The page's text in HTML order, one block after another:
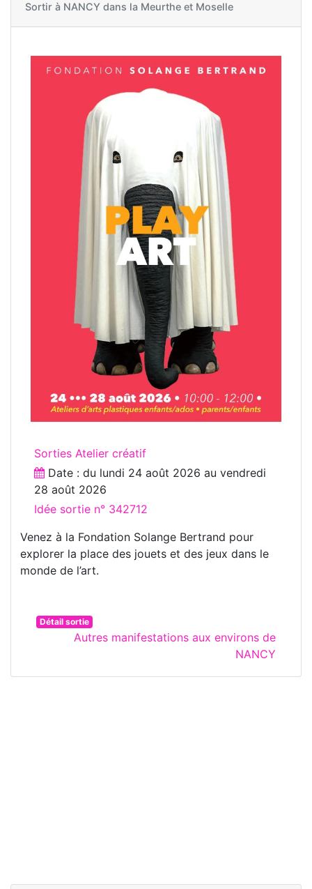
Sortir à NANCY dans la Meurthe et Moselle
Sorties Atelier créatif
Date : du lundi 24 août 2026 au vendredi
28 août 2026
Idée sortie n° 342712
Venez à la Fondation Solange Bertrand pour
explorer la place des jouets et des jeux dans le
monde de l’art.
Détail sortie
Autres manifestations aux environs de
NANCY